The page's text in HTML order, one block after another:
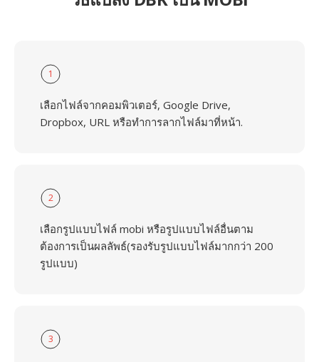
1
เลือกไฟล์จากคอมพิวเตอร์, Google Drive,
Dropbox, URL หรือทำการลากไฟล์มาที่หน้า.
2
เลือกรูปแบบไฟล์ mobi หรือรูปแบบไฟล์อื่นตาม
ต้องการเป็นผลลัพธ์(รองรับรูปแบบไฟล์มากกว่า 200
รูปแบบ)
3